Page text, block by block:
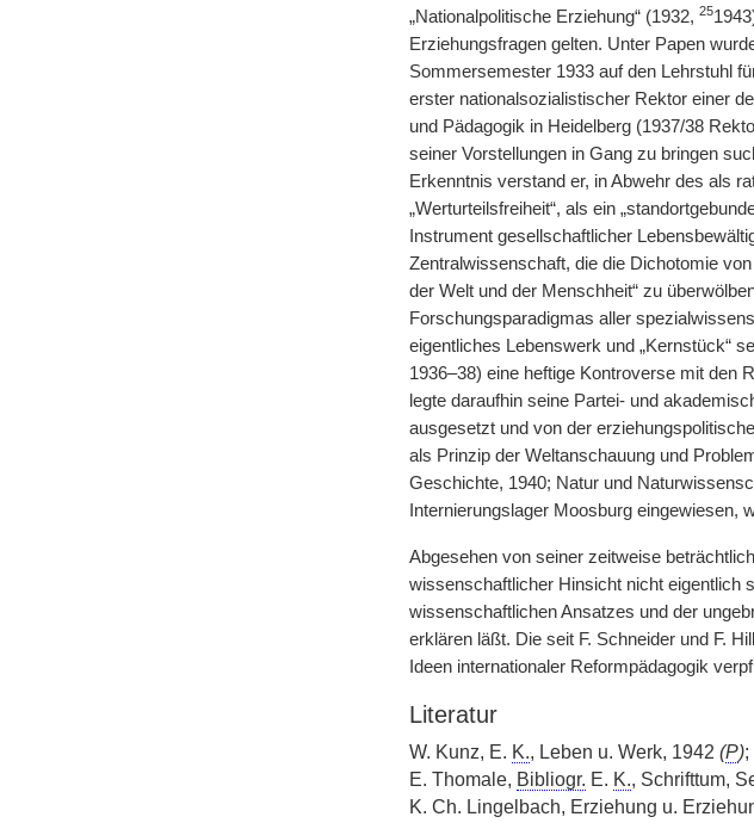
„Nationalpolitische Erziehung“ (1932, 25
Erziehungsfragen gelten. Unter Papen
Sommersemester 1933 auf den Lehrstuhl
erster nationalsozialistischer Rektor einer
und Pädagogik in Heidelberg (1937/38
seiner Vorstellungen in Gang zu bringen
Erkenntnis verstand er, in Abwehr des als
„Werturteilsfreiheit“, als ein
Instrument gesellschaftlicher
Zentralwissenschaft, die die Dichotomie
der Welt und der Menschheit“ zu
Forschungsparadigmas aller
eigentliches Lebenswerk und „Kernstück“
1936–38) eine heftige Kontroverse mit den
legte daraufhin seine Partei- und
ausgesetzt und von der
als Prinzip der Weltanschauung und
Geschichte, 1940; Natur und
Internierungslager Moosburg eingewiesen,
Abgesehen von seiner zeitweise
wissenschaftlicher Hinsicht nicht eigentlich
wissenschaftlichen Ansatzes und der
erklären läßt. Die seit F. Schneider und F.
Ideen internationaler Reformpädagogik
Literatur
W. Kunz, E. K., Leben u. Werk, 1942 (P);
E. Thomale, Bibliogr. E. K., Schrifttum,
K. Ch. Lingelbach, Erziehung u.